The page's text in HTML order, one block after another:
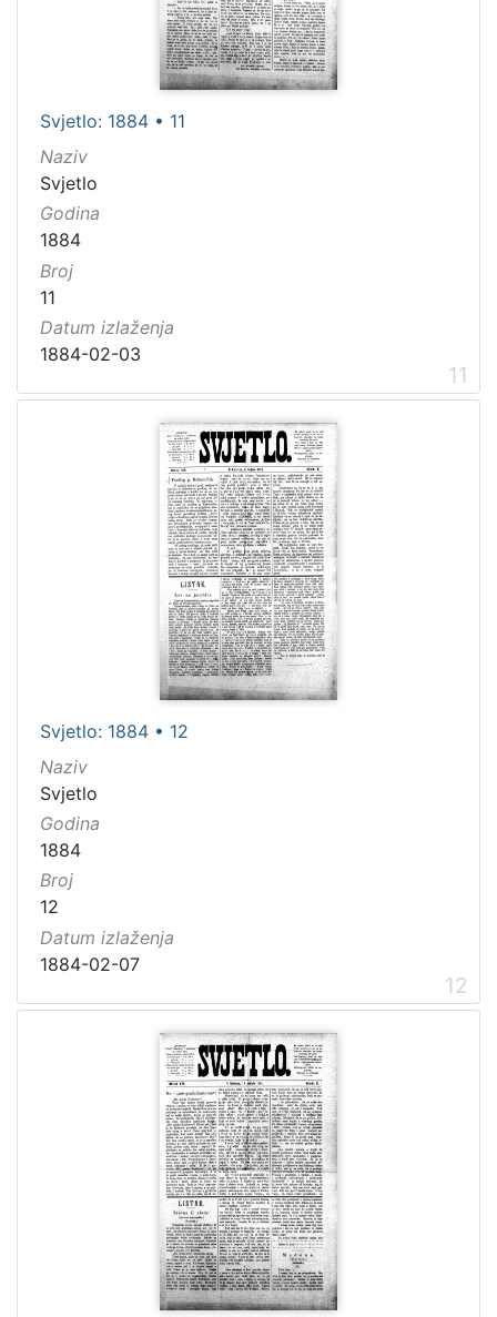
Svjetlo: 1884 • 11
Naziv
Svjetlo
Godina
1884
Broj
11
Datum izlaženja
1884-02-03
11
Svjetlo: 1884 • 12
Naziv
Svjetlo
Godina
1884
Broj
12
Datum izlaženja
1884-02-07
12